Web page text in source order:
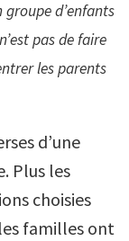
d’enfants
pas de faire
les parents
d’une
Plus les
choisies
familles ont